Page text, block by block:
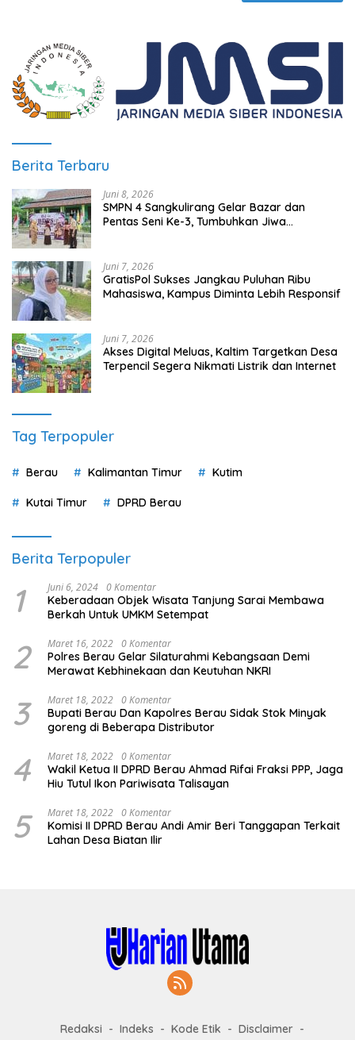
Berita Terbaru
Juni 8, 2026
SMPN 4 Sangkulirang Gelar Bazar dan
Pentas Seni Ke-3, Tumbuhkan Jiwa
Juni 7, 2026
GratisPol Sukses Jangkau Puluhan Ribu
Mahasiswa, Kampus Diminta Lebih Responsif
Juni 7, 2026
Akses Digital Meluas, Kaltim Targetkan Desa
Terpencil Segera Nikmati Listrik dan Internet
Tag Terpopuler
Berau Kalimantan Timur Kutim
Kutai Timur DPRD Berau
Berita Terpopuler
1 Juni 6, 2024 0 Komentar
Keberadaan Objek Wisata Tanjung Sarai Membawa
Berkah Untuk UMKM Setempat
2 Maret 16, 2022 0 Komentar
Polres Berau Gelar Silaturahmi Kebangsaan Demi
Merawat Kebhinekaan dan Keutuhan NKRI
3 Maret 18, 2022 0 Komentar
Bupati Berau Dan Kapolres Berau Sidak Stok Minyak
goreng di Beberapa Distributor
4 Maret 18, 2022 0 Komentar
Wakil Ketua II DPRD Berau Ahmad Rifai Fraksi PPP, Jaga
Hiu Tutul Ikon Pariwisata Talisayan
5 Maret 18, 2022 0 Komentar
Komisi II DPRD Berau Andi Amir Beri Tanggapan Terkait
Lahan Desa Biatan Ilir
Redaksi Indeks Kode Etik
Disclaimer